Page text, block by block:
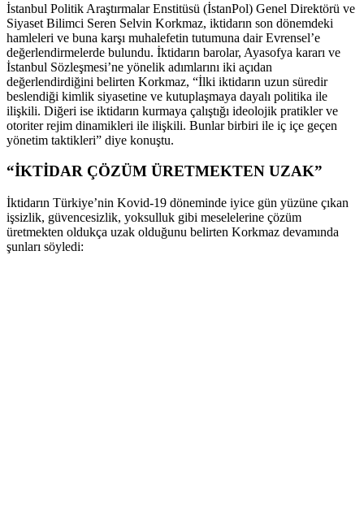
İstanbul Politik Araştırmalar Enstitüsü (İstanPol) Genel Direktörü ve
Siyaset Bilimci Seren Selvin Korkmaz, iktidarın son dönemdeki
hamleleri ve buna karşı muhalefetin tutumuna dair Evrensel’e
değerlendirmelerde bulundu. İktidarın barolar, Ayasofya kararı ve
İstanbul Sözleşmesi’ne yönelik adımlarını iki açıdan
değerlendirdiğini belirten Korkmaz, “İlki iktidarın uzun süredir
beslendiği kimlik siyasetine ve kutuplaşmaya dayalı politika ile
ilişkili. Diğeri ise iktidarın kurmaya çalıştığı ideolojik pratikler ve
otoriter rejim dinamikleri ile ilişkili. Bunlar birbiri ile iç içe geçen
yönetim taktikleri” diye konuştu.
“İKTİDAR ÇÖZÜM ÜRETMEKTEN UZAK”
İktidarın Türkiye’nin Kovid-19 döneminde iyice gün yüzüne çıkan
işsizlik, güvencesizlik, yoksulluk gibi meselelerine çözüm
üretmekten oldukça uzak olduğunu belirten Korkmaz devamında
şunları söyledi: